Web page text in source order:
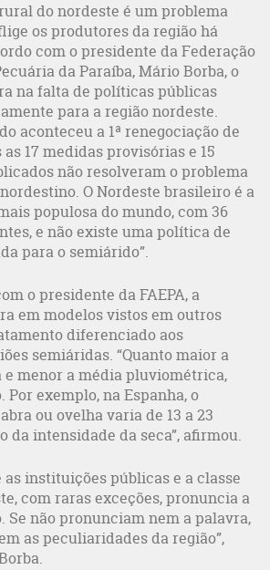
do nordeste é um problema
os produtores da região há
com o presidente da Federação
da Paraíba, Mário Borba, o
na falta de políticas públicas
para a região nordeste.
aconteceu a 1ª renegociação de
17 medidas provisórias e 15
não resolveram o problema
O Nordeste brasileiro é a
populosa do mundo, com 36
e não existe uma política de
para o semiárido”.
o presidente da FAEPA, a
em modelos vistos em outros
diferenciado aos
semiáridas. “Quanto maior a
e menor a média pluviométrica,
Por exemplo, na Espanha, o
ou ovelha varia de 13 a 23
da intensidade da seca”, afirmou.
as instituições públicas e a classe
com raras exceções, pronuncia a
Se não pronunciam nem a palavra,
as peculiaridades da região”,